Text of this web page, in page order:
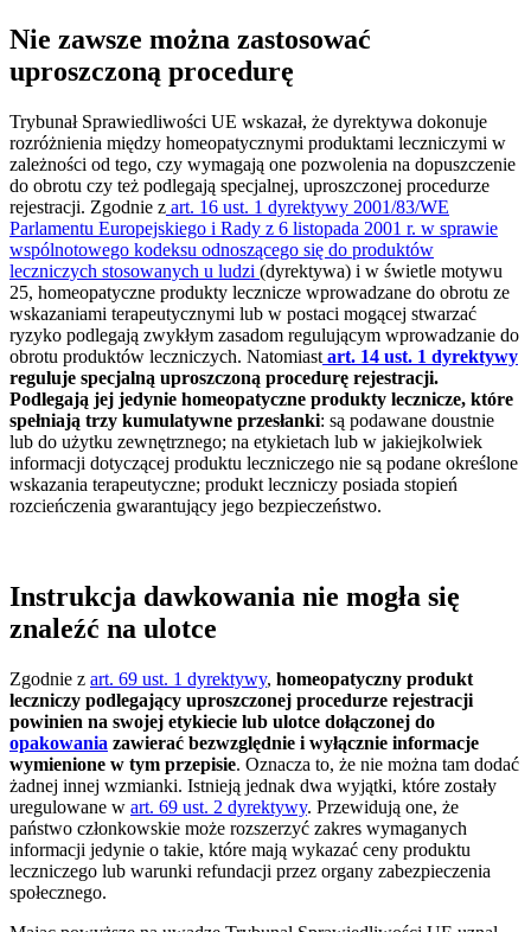
Nie zawsze można zastosować
uproszczoną procedurę
Trybunał Sprawiedliwości UE wskazał, że dyrektywa dokonuje
rozróżnienia między homeopatycznymi produktami leczniczymi w
zależności od tego, czy wymagają one pozwolenia na dopuszczenie
do obrotu czy też podlegają specjalnej, uproszczonej procedurze
rejestracji. Zgodnie z art. 16 ust. 1 dyrektywy 2001/83/WE
Parlamentu Europejskiego i Rady z 6 listopada 2001 r. w sprawie
wspólnotowego kodeksu odnoszącego się do produktów
leczniczych stosowanych u ludzi (dyrektywa) i w świetle motywu
25, homeopatyczne produkty lecznicze wprowadzane do obrotu ze
wskazaniami terapeutycznymi lub w postaci mogącej stwarzać
ryzyko podlegają zwykłym zasadom regulującym wprowadzanie do
obrotu produktów leczniczych. Natomiast art. 14 ust. 1 dyrektywy
reguluje specjalną uproszczoną procedurę rejestracji.
Podlegają jej jedynie homeopatyczne produkty lecznicze, które
spełniają trzy kumulatywne przesłanki: są podawane doustnie
lub do użytku zewnętrznego; na etykietach lub w jakiejkolwiek
informacji dotyczącej produktu leczniczego nie są podane określone
wskazania terapeutyczne; produkt leczniczy posiada stopień
rozcieńczenia gwarantujący jego bezpieczeństwo.
Instrukcja dawkowania nie mogła się
znaleźć na ulotce
Zgodnie z art. 69 ust. 1 dyrektywy, homeopatyczny produkt
leczniczy podlegający uproszczonej procedurze rejestracji
powinien na swojej etykiecie lub ulotce dołączonej do
opakowania zawierać bezwzględnie i wyłącznie informacje
wymienione w tym przepisie. Oznacza to, że nie można tam dodać
żadnej innej wzmianki. Istnieją jednak dwa wyjątki, które zostały
uregulowane w art. 69 ust. 2 dyrektywy. Przewidują one, że
państwo członkowskie może rozszerzyć zakres wymaganych
informacji jedynie o takie, które mają wykazać ceny produktu
leczniczego lub warunki refundacji przez organy zabezpieczenia
społecznego.